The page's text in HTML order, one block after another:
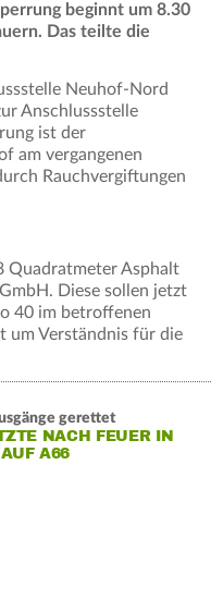
beginnt um 8.30
Das teilte die
Neuhof-Nord
Anschlussstelle
ist der
am vergangenen
Rauchvergiftungen
Quadratmeter Asphalt
Diese sollen jetzt
40 im betroffenen
um Verständnis für die
gerettet
NACH FEUER IN
A66